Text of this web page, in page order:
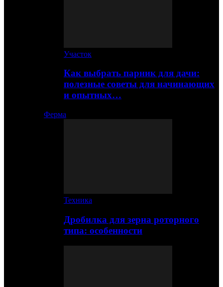
Участок
Как выбрать парник для дачи:
полезные советы для начинающих
и опытных…
Ферма
Техника
Дробилка для зерна роторного
типа: особенности